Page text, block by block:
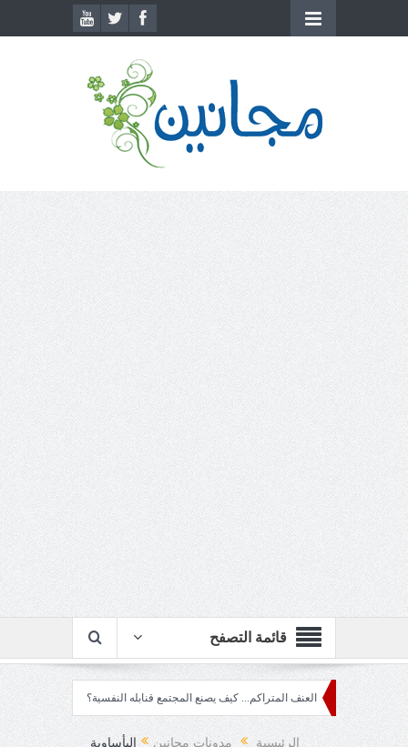
قائمة التصفح
العنف المتراكم... كيف يصنع المجتمع قنابله النفسية؟ ربع قرن!!
عينيه!
الرئيسية مدونات مجانين
اليأساوية